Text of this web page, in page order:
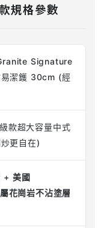
規格參數
Signature
潔鑊 30cm (經
款超大容量中式
更自在)
+ 美國
花崗岩不沾塗層